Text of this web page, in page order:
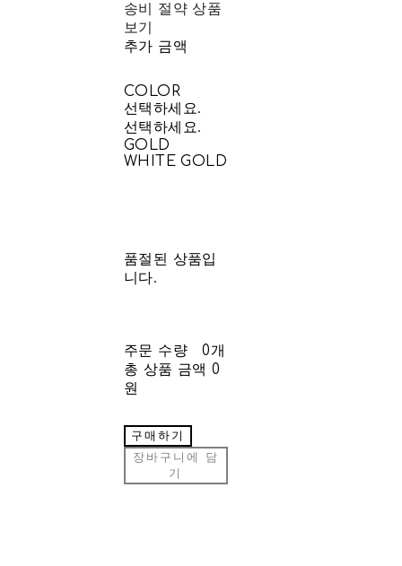
송비 절약 상품
보기
추가 금액
COLOR
선택하세요.
선택하세요.
GOLD
WHITE GOLD
품절된 상품입
니다.
주문 수량
0개
총 상품 금액 0
원
구매하기
장바구니에 담
기